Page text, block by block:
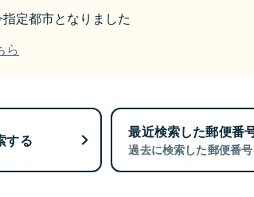
定都市となりました
ら
する 最近検索した郵便番
過去に検索した郵便番号